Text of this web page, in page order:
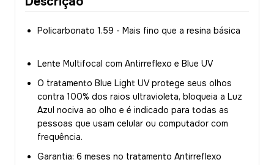
Policarbonato 1.59 - Mais fino que a resina básica
Lente Multifocal com Antirreflexo e Blue UV
O tratamento Blue Light UV protege seus olhos
contra 100% dos raios ultravioleta, bloqueia a Luz
Azul nociva ao olho e é indicado para todas as
pessoas que usam celular ou computador com
frequência.
Garantia: 6 meses no tratamento Antirreflexo